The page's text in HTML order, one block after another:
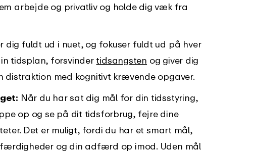
arbejde og privatliv og holde dig væk fra
dig fuldt ud i nuet, og fokuser fuldt ud på hver
tidsplan, forsvinder tidsangsten og giver dig
med kognitivt krævende opgaver.
Når du har sat dig mål for din tidsstyring,
op og se på dit tidsforbrug, fejre dine
Det er muligt, fordi du har et smart mål,
og din adfærd op imod. Uden mål